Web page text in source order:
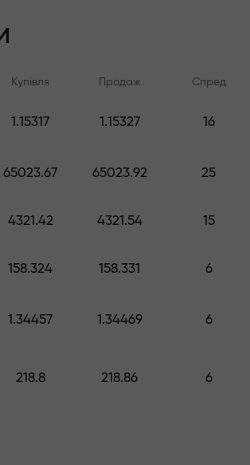
трасі
джекпот
вартістю до
ризику -
-
Купівля Продаж Спред
1.15317 1.15327 16
65023.67 65023.92 25
4321.42 4321.54 15
158.324 158.331 6
1.34457 1.34469 6
218.8 218.86 6
курси та вебінари для всіх